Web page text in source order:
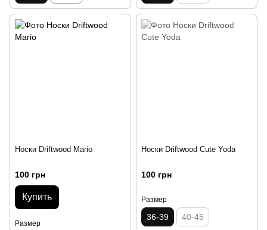
Носки Driftwood Mario
100 грн
Купить
Размер
Носки Driftwood Cute Yoda
100 грн
Размер
36-39 40-45